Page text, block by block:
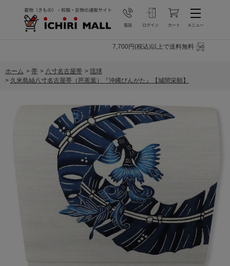
7,700円(税込)以上で送料無料
ホーム > 帯 > 八寸名古屋帯 > 琉球
> 久米島紬八寸名古屋帯（芭蕉葉）『沖縄びんがた』【城間栄順】